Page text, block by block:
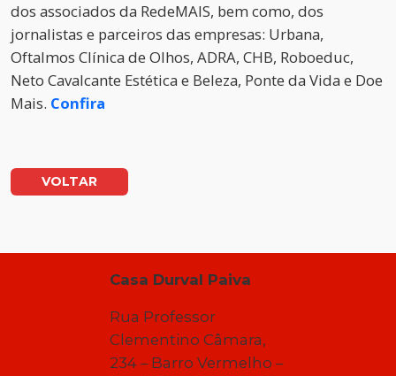
dos associados da RedeMAIS, bem como, dos
jornalistas e parceiros das empresas: Urbana,
Oftalmos Clínica de Olhos, ADRA, CHB, Roboeduc,
Neto Cavalcante Estética e Beleza, Ponte da Vida e Doe
Mais. Confira
VOLTAR
Casa Durval Paiva
Rua Professor
Clementino Câmara,
234 – Barro Vermelho –